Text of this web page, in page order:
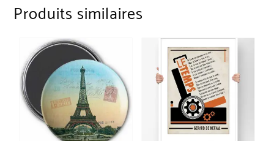
Produits similaires